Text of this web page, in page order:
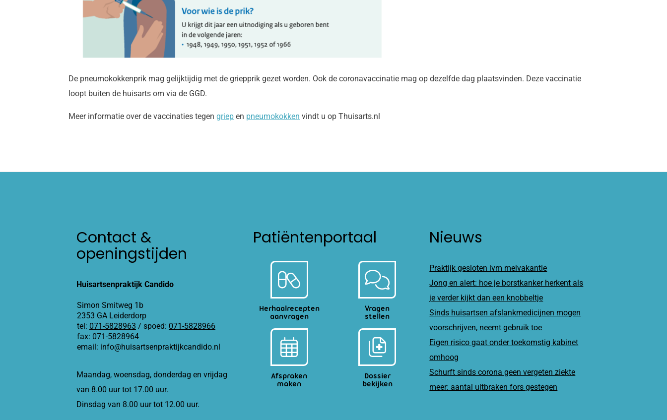
De pneumokokkenprik mag gelijktijdig met de griepprik gezet worden. Ook de coronavaccinatie mag op dezelfde dag plaatsvinden. Deze vaccinatie
loopt buiten de huisarts om via de GGD.
Meer informatie over de vaccinaties tegen griep en pneumokokken vindt u op Thuisarts.nl
Contact &
openingstijden
Huisartsenpraktijk Candido
Simon Smitweg 1b
2353 GA Leiderdorp
tel: 071-5828963 / spoed: 071-5828966
fax: 071-5828964
email: info@huisartsenpraktijkcandido.nl
Maandag, woensdag, donderdag en vrijdag
van 8.00 uur tot 17.00 uur.
Dinsdag van 8.00 uur tot 12.00 uur.
Patiëntenportaal
Herhaalrecepten
aanvragen
Vragen
stellen
Afspraken
maken
Dossier
bekijken
Nieuws
Praktijk gesloten ivm meivakantie
Jong en alert: hoe je borstkanker herkent als
je verder kijkt dan een knobbeltje
Sinds huisartsen afslankmedicijnen mogen
voorschrijven, neemt gebruik toe
Eigen risico gaat onder toekomstig kabinet
omhoog
Schurft sinds corona geen vergeten ziekte
meer: aantal uitbraken fors gestegen